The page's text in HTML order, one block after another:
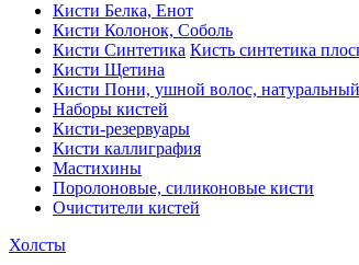
Кисти Белка, Енот
Кисти Колонок, Соболь
Кисти Синтетика Кисть синтетика
Кисти Щетина
Кисти Пони, ушной волос,
Наборы кистей
Кисти-резервуары
Кисти каллиграфия
Мастихины
Поролоновые, силиконовые кисти
Очистители кистей
Холсты